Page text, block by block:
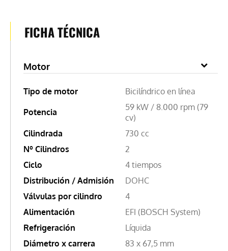
FICHA TÉCNICA
Motor
Tipo de motor Bicilíndrico en línea
Potencia
59 kW / 8.000 rpm (79
cv)
Cilindrada
730 cc
Nº Cilindros
2
Ciclo
4 tiempos
Distribución / Admisión
DOHC
Válvulas por cilindro
4
Alimentación
EFI (BOSCH System)
Refrigeración
Líquida
Diámetro x carrera
83 x 67,5 mm